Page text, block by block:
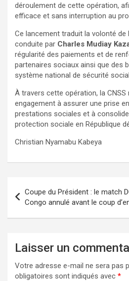
déroulement de cette opération,
efficace et sans interruption au
Ce lancement traduit la volonté de
conduite par Charles Mudiay
régularité des paiements et de
partenaires sociaux ainsi que des
système national de sécurité
À travers cette opération, la
engagement à assurer une prise
prestations sociales et à
protection sociale en République
Christian Nyamabu Kabeya
de
l’article
Coupe du Président : le match
Congo annulé avant le coup
Laisser un
Votre adresse e-mail ne sera pas
obligatoires sont indiqués avec *